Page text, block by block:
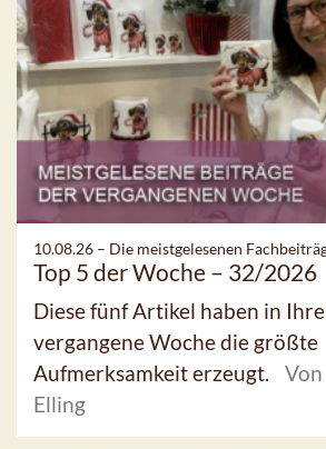
10.08.26 – Die meistgelesenen
Top 5 der Woche – 32/2026
Diese fünf Artikel haben in
vergangene Woche die größte
Aufmerksamkeit erzeugt.
Elling